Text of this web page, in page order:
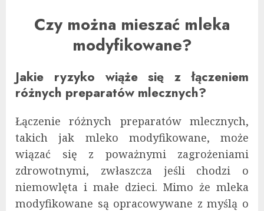
Czy można mieszać mleka
modyfikowane?
Jakie ryzyko wiąże się z łączeniem
różnych preparatów mlecznych?
Łączenie różnych preparatów mlecznych,
takich jak mleko modyfikowane, może
wiązać się z poważnymi zagrożeniami
zdrowotnymi, zwłaszcza jeśli chodzi o
niemowlęta i małe dzieci. Mimo że mleka
modyfikowane są opracowywane z myślą o